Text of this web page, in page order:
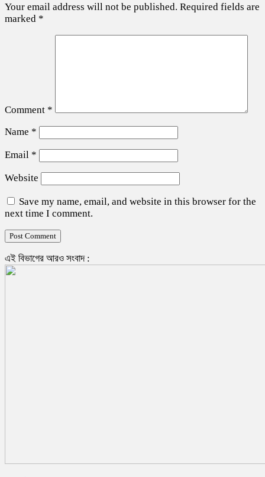
Your email address will not be published. Required fields are
marked *
Comment *
Name *
Email *
Website
Save my name, email, and website in this browser for the
next time I comment.
এই বিভাগের আরও সংবাদ :